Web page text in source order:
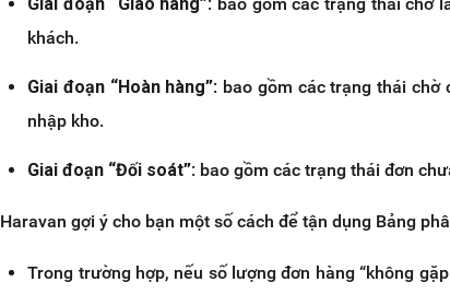
khách.
Giai đoạn “Hoàn hàng”: bao gồm các trạng thái chờ
nhập kho.
Giai đoạn “Đối soát”: bao gồm các trạng thái đơn
Haravan gợi ý cho bạn một số cách để tận dụng Bảng
Trong trường hợp, nếu số lượng đơn hàng “không